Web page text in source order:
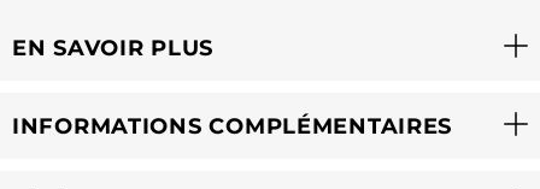
EN SAVOIR PLUS
INFORMATIONS COMPLÉMENTAIRES